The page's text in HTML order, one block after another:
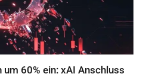
60% ein: xAI Anschluss